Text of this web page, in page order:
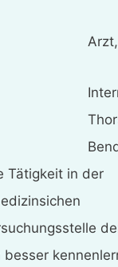
Tätigkeit in der
besser